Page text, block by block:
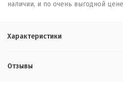
наличии, и по очень выгодной
Характеристики
Отзывы